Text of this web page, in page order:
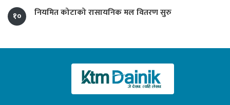
१० नियमित कोटाको रासायनिक मल वितरण सुरु